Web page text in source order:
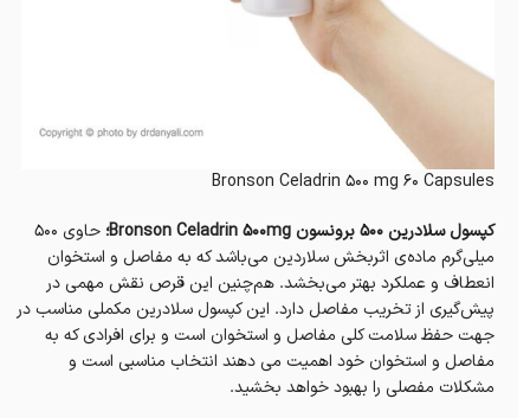
Bronson Celadrin 500 mg 60 Capsules
کپسول سلادرین 500 برونسون Bronson Celadrin 500mg؛
حاوی ۵۰۰
میلی‌گرم ماده‌ی اثربخش‌ سلاردین می‌باشد که به مفاصل و استخوان
انعطاف و عملکرد بهتر می‌بخشد. هم‌چنین این قرص نقش مهمی در
پیش‌گیری از تخریب مفاصل دارد. این کپسول سلادرین مکملی مناسب در
جهت حفظ سلامت کلی مفاصل و استخوان است و برای افرادی که به
مفاصل و استخوان خود اهمیت می دهند انتخاب مناسبی است و
مشکلات مفصلی را بهبود خواهد بخشید.